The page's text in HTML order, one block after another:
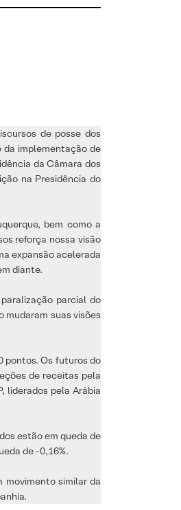
de posse dos
da implementação de
da Câmara dos
na Presidência do
bem como a
reforça nossa visão
expansão acelerada
diante.
parcial do
mudaram suas visões
pontos. Os futuros do
de receitas pela
liderados pela Arábia
estão em queda de
de -0,16%.
movimento similar da